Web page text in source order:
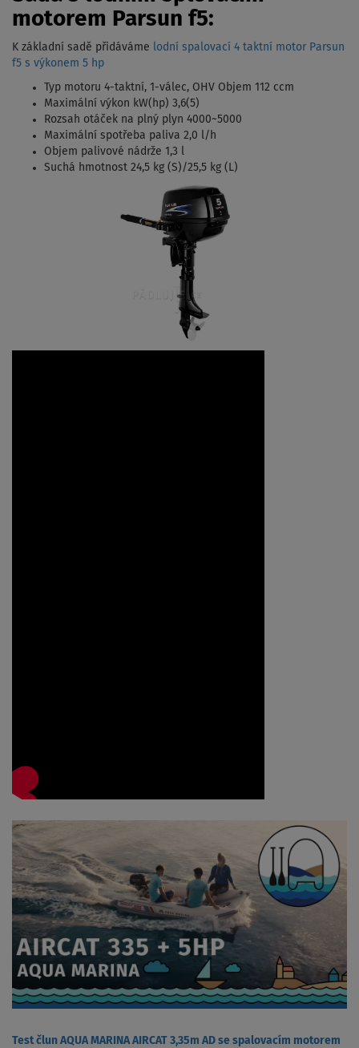
motorem Parsun f5:
K základní sadě přidáváme lodní spalovací 4 taktní motor Parsun
f5 s výkonem 5 hp
Typ motoru 4-taktní, 1-válec, OHV Objem 112 ccm
Maximální výkon kW(hp) 3,6(5)
Rozsah otáček na plný plyn 4000~5000
Maximální spotřeba paliva 2,0 l/h
Objem palivové nádrže 1,3 l
Suchá hmotnost 24,5 kg (S)/25,5 kg (L)
Test člun AQUA MARINA AIRCAT 3,35m AD se spalovacím motorem